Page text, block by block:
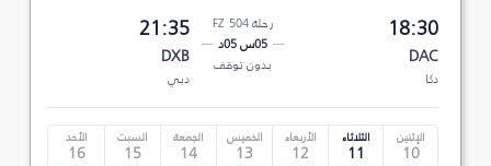
18:30
DAC
دكا
رحلة FZ 504
05س 05د
بدون توقف
21:35
DXB
دبي
الإثنين
10
الثلاثاء
11
الأربعاء
12
الخميس
13
الجمعة
14
السبت
15
الأحد
16